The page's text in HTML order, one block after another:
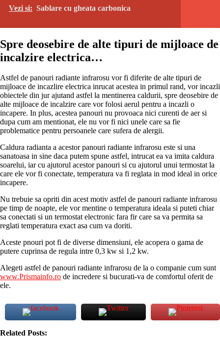
Vezi si: Sablare cu gheata carbonica
Spre deosebire de alte tipuri de mijloace de
incalzire electrica…
Astfel de panouri radiante infrarosu vor fi diferite de alte tipuri de
mijloace de incazlire electrica inrucat acestea in primul rand, vor incazli
obiectele din jur ajutand astfel la mentinerea caldurii, spre deosebire de
alte mijloace de incalzire care vor folosi aerul pentru a incazli o
incapere. In plus, acestea panouri nu provoaca nici curenti de aer si
dupa cum am mentionat, ele nu vor fi nici unele care sa fie
problematice pentru persoanele care sufera de alergii.
Caldura radianta a acestor panouri radiante infrarosu este si una
sanatoasa in sine daca putem spune astfel, intrucat ea va imita caldura
soarelui, iar cu ajutorul acestor panouri si cu ajutorul unui termostat la
care ele vor fi conectate, temperatura va fi reglata in mod ideal in orice
incapere.
Nu trebuie sa opriti din acest motiv astfel de panouri radiante infrarosu
pe timp de noapte, ele vor mentine o temperatura ideala si puteti chiar
sa conectati si un termostat electronic fara fir care sa va permita sa
reglati temperatura exact asa cum va doriti.
Aceste pnouri pot fi de diverse dimensiuni, ele acopera o gama de
putere cuprinsa de regula intre 0,3 kw si 1,2 kw.
Alegeti astfel de panouri radiante infrarosu de la o companie cum sunt
www.Prismainfo.ro de incredere si bucurati-va de comfortul oferit de
ele.
Related Posts: